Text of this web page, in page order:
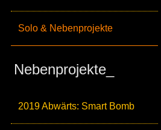
Solo & Nebenprojekte
Nebenprojekte_
2019 Abwärts: Smart Bomb